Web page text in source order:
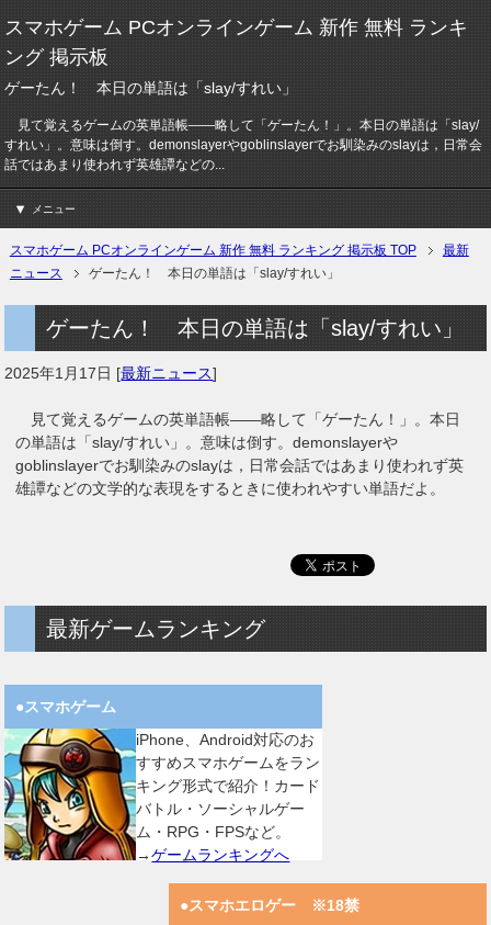
スマホゲーム PCオンラインゲーム 新作 無料 ランキ
ング 掲示板
ゲーたん！ 本日の単語は「slay/すれい」
見て覚えるゲームの英単語帳――略して「ゲーたん！」。本日の単語は「slay/
すれい」。意味は倒す。demonslayerやgoblinslayerでお馴染みのslayは，日常会
話ではあまり使われず英雄譚などの...
メニュー
スマホゲーム PCオンラインゲーム 新作 無料 ランキング 掲示板 TOP
最新
ニュース
ゲーたん！ 本日の単語は「slay/すれい」
ゲーたん！ 本日の単語は「slay/すれい」
2025年1月17日 [最新ニュース]
見て覚えるゲームの英単語帳――略して「ゲーたん！」。本日
の単語は「slay/すれい」。意味は倒す。demonslayerや
goblinslayerでお馴染みのslayは，日常会話ではあまり使われず英
雄譚などの文学的な表現をするときに使われやすい単語だよ。
最新ゲームランキング
●スマホゲーム
iPhone、Android対応のお
すすめスマホゲームをラン
キング形式で紹介！カード
バトル・ソーシャルゲー
ム・RPG・FPSなど。
→ゲームランキングへ
●スマホエロゲー ※18禁